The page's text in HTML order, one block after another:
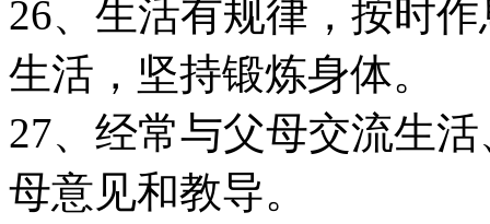
26、生活有规律，按时
生活，坚持锻炼身体。
27、经常与父母交流生
母意见和教导。